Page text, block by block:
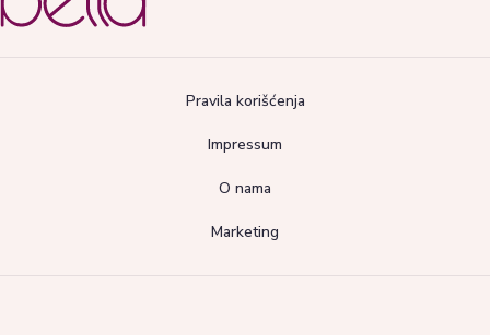
Pravila korišćenja
Impressum
O nama
Marketing